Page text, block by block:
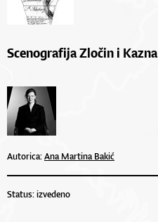
Scenografija Zločin i Kazna
Autorica:Ana Martina Bakić
Status: izvedeno